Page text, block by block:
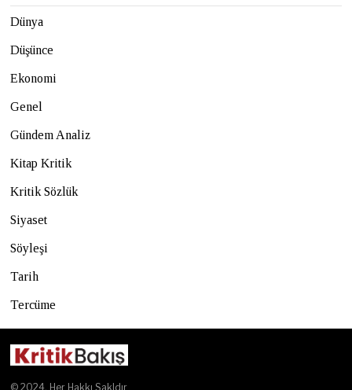
Dünya
Düşünce
Ekonomi
Genel
Gündem Analiz
Kitap Kritik
Kritik Sözlük
Siyaset
Söyleşi
Tarih
Tercüme
© 2024. Her Hakkı Sakldır